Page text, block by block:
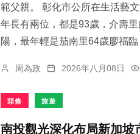
範父親。 彰化市公所在生活藝
年長有兩位，都是93歲，介壽
陽，最年輕是茄南里64歲廖福
周為政 2026年八月08日
頭條 旅遊
南投觀光深化布局新加